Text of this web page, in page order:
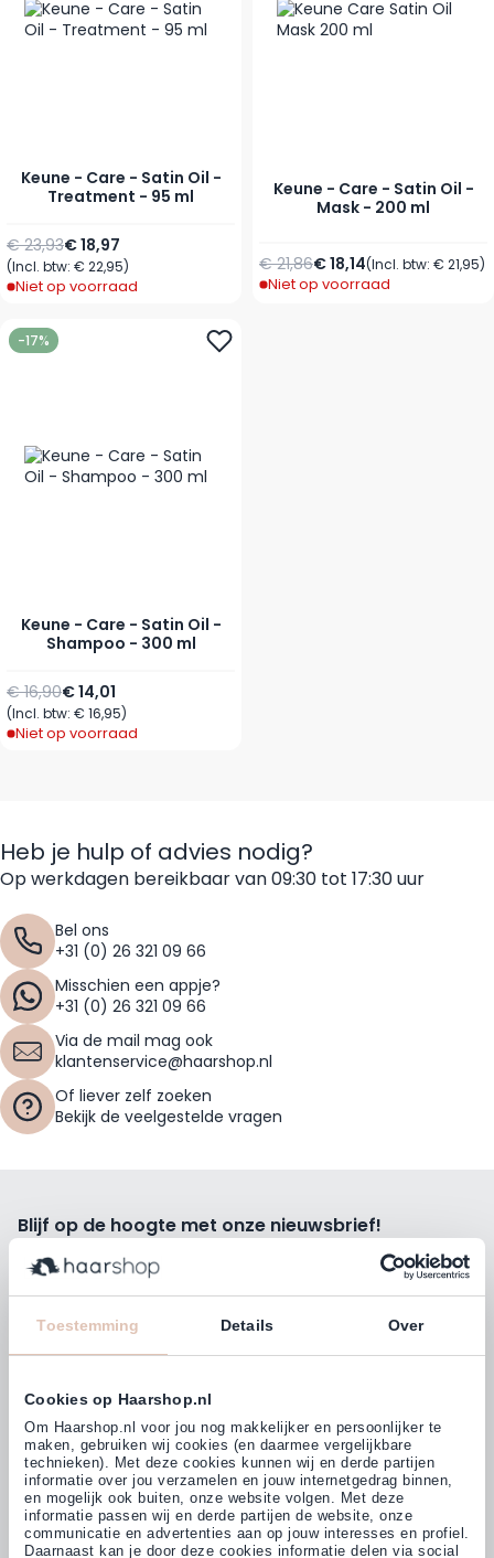
Toestemming Details Over
Cookies op Haarshop.nl
Om Haarshop.nl voor jou nog makkelijker en persoonlijker te
maken, gebruiken wij cookies (en daarmee vergelijkbare
technieken). Met deze cookies kunnen wij en derde partijen
informatie over jou verzamelen en jouw internetgedrag binnen,
en mogelijk ook buiten, onze website volgen. Met deze
informatie passen wij en derde partijen de website, onze
communicatie en advertenties aan op jouw interesses en profiel.
Daarnaast kan je door deze cookies informatie delen via social
Keune - Care - Satin Oil -
Treatment - 95 ml
Speciale prijs
€ 18,97
Normale prijs
€ 23,93
(Incl. btw: € 22,95)
Niet op voorraad
Keune - Care - Satin Oil -
Mask - 200 ml
Speciale prijs
€ 18,14
Normale prijs
€ 21,86 (Incl. btw: € 21,95)
Niet op voorraad
-17%
Keune - Care - Satin Oil -
Shampoo - 300 ml
Speciale prijs
€ 14,01
Normale prijs
€ 16,90
(Incl. btw: € 16,95)
Niet op voorraad
Heb je hulp of advies nodig?
Op werkdagen bereikbaar van 09:30 tot 17:30 uur
Bel ons
+31 (0) 26 321 09 66
Misschien een appje?
+31 (0) 26 321 09 66
Via de mail mag ook
klantenservice@haarshop.nl
Of liever zelf zoeken
Bekijk de veelgestelde vragen
Blijf op de hoogte met onze nieuwsbrief!
Ontvang wekelijks de beste kortingsacties, tips en nieuws
rechtstreeks in jou e-mailbox.
E-mailadres
Inschrijven
Volg ons
Klanten beoordelen ons met
4,77 (38.000+)